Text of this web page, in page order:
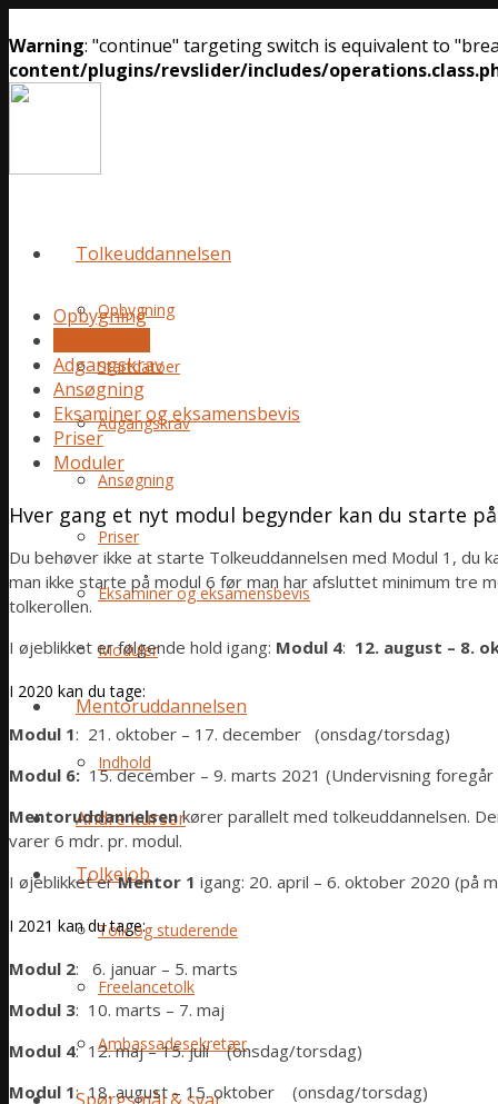
Warning: "continue" targeting switch is equivalent to
content/plugins/revslider/includes/
Tolkeuddannelsen
Opbygning
Startdatoer
Adgangskrav
Ansøgning
Priser
Eksaminer og eksamensbevis
Moduler
Mentoruddannelsen
Indhold
Andre kurser
Tolkejob
Tolk og studerende
Freelancetolk
Ambassadesekretær
Opbygning
Adgangskrav
Ansøgning
Eksaminer og eksamensbevis
Priser
Moduler
Hver gang et nyt modul begynder kan du starte
Du behøver ikke at starte Tolkeuddannelsen med Modul 1, du
man ikke starte på modul 6 før man har afsluttet minimum tre
tolkerollen.
I øjeblikket er følgende hold igang: Modul 4: 12. august – 8.
I 2020 kan du tage:
Modul 1: 21. oktober – 17. december (onsdag/torsdag)
Modul 6: 15. december – 9. marts 2021 (Undervisning
Mentoruddannelsenkører parallelt med tolkeuddannelsen.
varer 6 mdr. pr. modul.
I øjeblikket erMentor 1 igang: 20. april – 6. oktober 2020 (på
I 2021 kan du tage:
Modul 2: 6. januar – 5. marts
Modul 3: 10. marts – 7. maj
Modul 4: 12. maj – 15. juli (onsdag/torsdag)
Modul 1: 18. august – 15. oktober (onsdag/torsdag)